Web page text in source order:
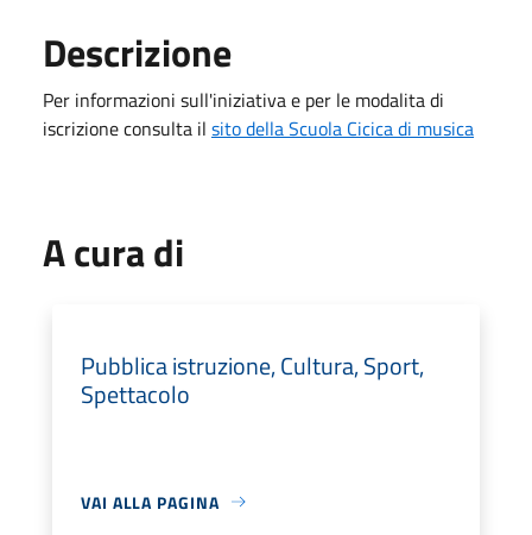
Descrizione
Per informazioni sull'iniziativa e per le modalita di
iscrizione consulta il sito della Scuola Cicica di musica
A cura di
Pubblica istruzione, Cultura, Sport,
Spettacolo
VAI ALLA PAGINA